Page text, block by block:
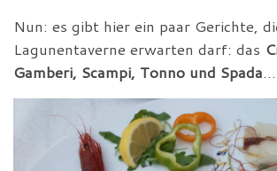
Nun: es gibt hier ein paar Gerichte,
Lagunentaverne erwarten darf: das
Gamberi, Scampi, Tonno und Spada…